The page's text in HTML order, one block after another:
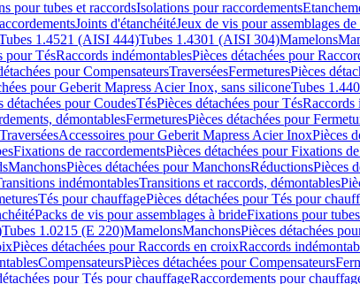
pour tubes et raccordsIsolations pour raccordements
Joints d'étanchéitéJeux de vis pour assemblages
1.4521 (AISI 444)Tubes 1.4301 (AISI 304)Mamelons
pour TésRaccords indémontablesPièces détachées pour
pour CompensateursTraverséesFermeturesPièces
pour Geberit Mapress Acier Inox, sans siliconeTubes
détachées pour CoudesTésPièces détachées pour TésRaccords
démontablesFermeturesPièces détachées pour
TraverséesAccessoires pour Geberit Mapress Acier InoxPièces
Fixations de raccordementsPièces détachées pour Fixations
ManchonsPièces détachées pour ManchonsRéductionsPièces
indémontablesTransitions et raccords, démontables
Tés pour chauffagePièces détachées pour Tés pour
Packs de vis pour assemblages à brideFixations pour tubes
Tubes 1.0215 (E 220)MamelonsManchonsPièces détachées
Pièces détachées pour Raccords en croixRaccords
CompensateursPièces détachées pour Compensateurs
pour Tés pour chauffageRaccordements pour